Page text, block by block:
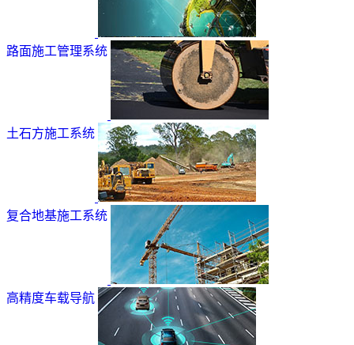
路面施工管理系统
土石方施工系统
复合地基施工系统
高精度车载导航